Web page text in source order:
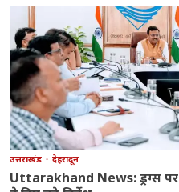
उत्तराखंड देहरादून
Uttarakhand News: ड्रग्स